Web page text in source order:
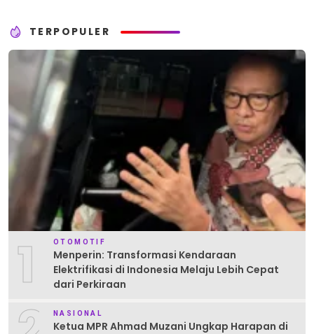
TERPOPULER
1 OTOMOTIF
Menperin: Transformasi Kendaraan
Elektrifikasi di Indonesia Melaju Lebih Cepat
dari Perkiraan
NASIONAL
Ketua MPR Ahmad Muzani Ungkap Harapan di